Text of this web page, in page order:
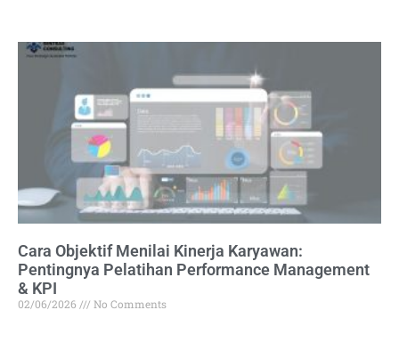
Cara Objektif Menilai Kinerja Karyawan:
Pentingnya Pelatihan Performance Management
& KPI
02/06/2026 No Comments